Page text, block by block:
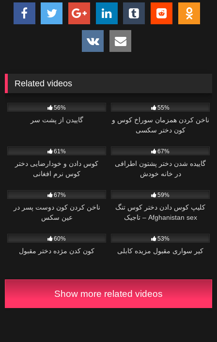
Related videos
56%
گاییدن از پشت سر
55%
ناخن کردن همزمان سوراخ کوس و
کون دختر سکسی
61%
کوس دادن و خودارضایی دختر
کوس نرم افغانی
67%
گاییده شدن دختر پشتون اطرافی
در خانه خودش
67%
ناخن کردن کون دوست پسر در
عین سکس
59%
کلیپ کوس دادن دختر کوس تنگ
تاجیک – Afghanistan sex
60%
کون کدن مژده دختر مقبول
53%
کیر سواری مقبول مزیده کابلی
Show more related videos